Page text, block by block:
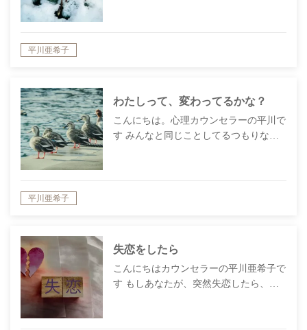
平川亜希子
わたしって、変わってるかな？
こんにちは。心理カウンセラーの平川で
す みんなと同じことしてるつもりな…
平川亜希子
失恋をしたら
こんにちはカウンセラーの平川亜希子で
す もしあなたが、突然失恋したら、…